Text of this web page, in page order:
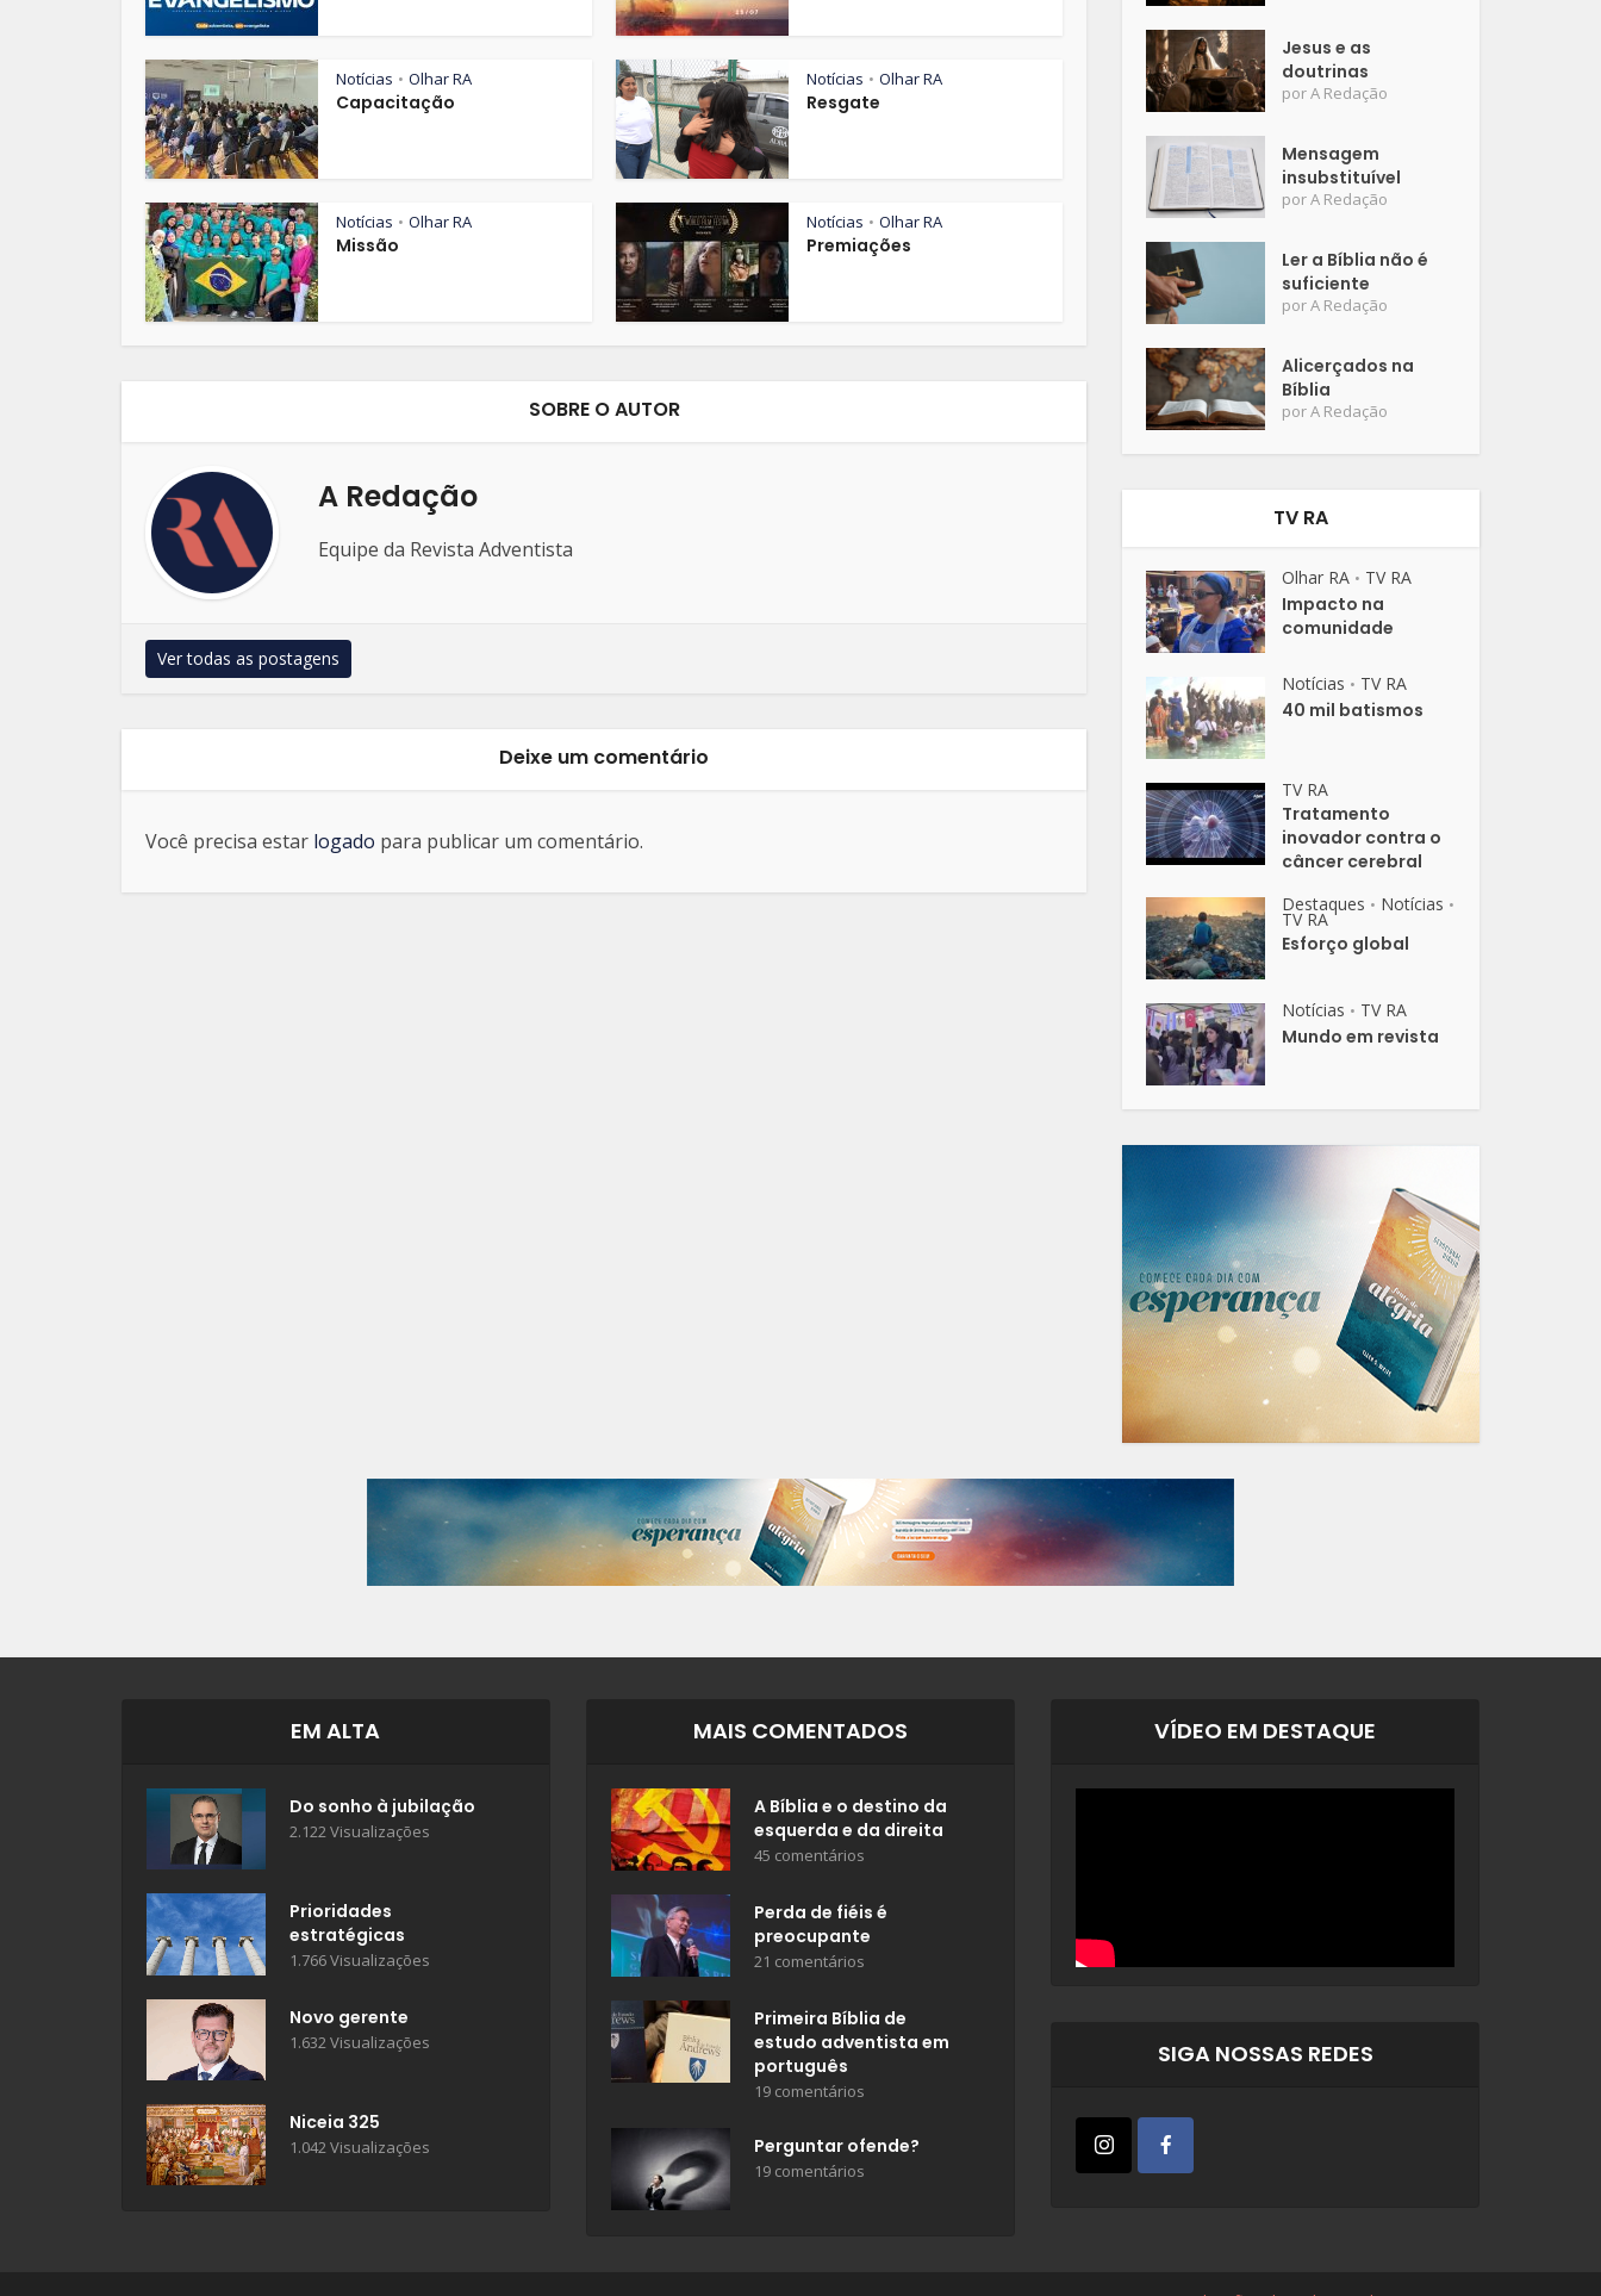
Notícias • Olhar RA
Capacitação
Notícias • Olhar RA
Resgate
Notícias • Olhar RA
Missão
Notícias • Olhar RA
Premiações
SOBRE O AUTOR
A Redação
Equipe da Revista Adventista
Ver todas as postagens
Deixe um comentário
Você precisa estar logado para publicar um comentário.
Jesus e as
doutrinas
porA Redação
Mensagem
insubstituível
porA Redação
Ler a Bíblia não é
suficiente
porA Redação
Alicerçados na
Bíblia
porA Redação
TV RA
Olhar RA • TV RA
Impacto na
comunidade
Notícias • TV RA
40 mil batismos
TV RA
Tratamento
inovador contra o
câncer cerebral
Destaques • Notícias •
TV RA
Esforço global
Notícias • TV RA
Mundo em revista
EM ALTA
Do sonho à jubilação
2.122 Visualizações
Prioridades
estratégicas
1.766 Visualizações
Novo gerente
1.632 Visualizações
Niceia 325
1.042 Visualizações
MAIS COMENTADOS
A Bíblia e o destino da
esquerda e da direita
45 comentários
Perda de fiéis é
preocupante
21 comentários
Primeira Bíblia de
estudo adventista em
português
19 comentários
Perguntar ofende?
19 comentários
VÍDEO EM DESTAQUE
SIGA NOSSAS REDES